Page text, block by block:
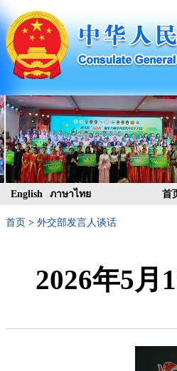
English ภาษาไทย 首
首页 > 外交部发言人谈话
2026年5月